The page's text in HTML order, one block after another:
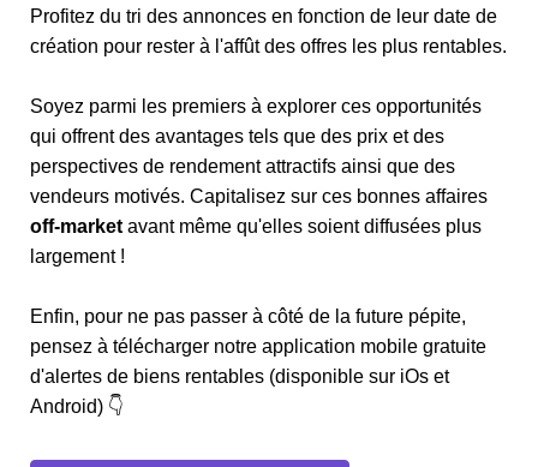
Profitez du tri des annonces en fonction de leur date de
création pour rester à l'affût des offres les plus rentables.
Soyez parmi les premiers à explorer ces opportunités
qui offrent des avantages tels que des prix et des
perspectives de rendement attractifs ainsi que des
vendeurs motivés. Capitalisez sur ces bonnes affaires
off-market avant même qu'elles soient diffusées plus
largement !
Enfin, pour ne pas passer à côté de la future pépite,
pensez à télécharger notre application mobile gratuite
d'alertes de biens rentables (disponible sur iOs et
Android) 👇